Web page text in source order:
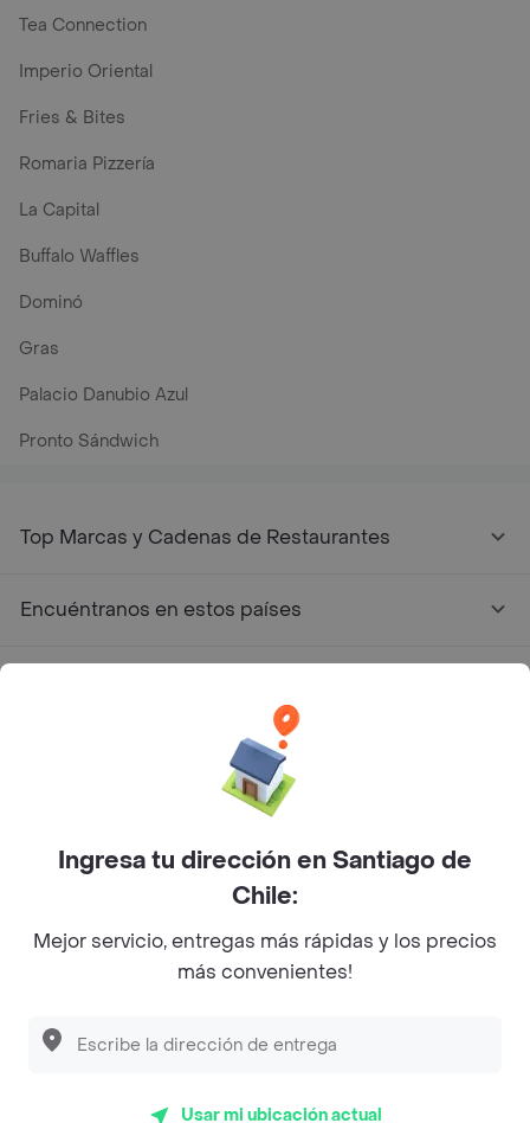
Tea Connection
Imperio Oriental
Fries & Bites
Romaria Pizzería
La Capital
Buffalo Waffles
Dominó
Gras
Palacio Danubio Azul
Pronto Sándwich
Top Marcas y Cadenas de Restaurantes
Encuéntranos en estos países
Google play
Pide tu comida favorita cerca de ti
Categorías
Ingresa tu dirección en Santiago de
Chile:
Mejor servicio, entregas más rápidas y los precios
más convenientes!
Usar mi ubicación actual